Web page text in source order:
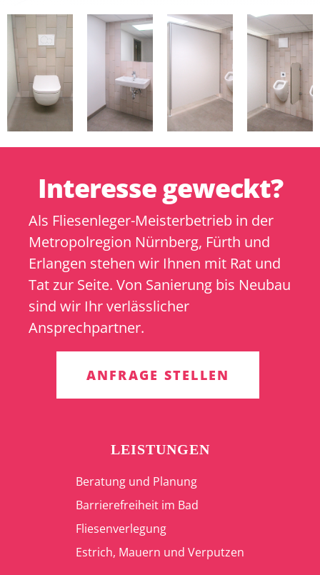
Interesse geweckt?
Als Fliesenleger-Meisterbetrieb in der
Metropolregion Nürnberg, Fürth und
Erlangen stehen wir Ihnen mit Rat und
Tat zur Seite. Von Sanierung bis Neubau
sind wir Ihr verlässlicher
Ansprechpartner.
ANFRAGE STELLEN
LEISTUNGEN
Beratung und Planung
Barrierefreiheit im Bad
Fliesenverlegung
Estrich, Mauern und Verputzen